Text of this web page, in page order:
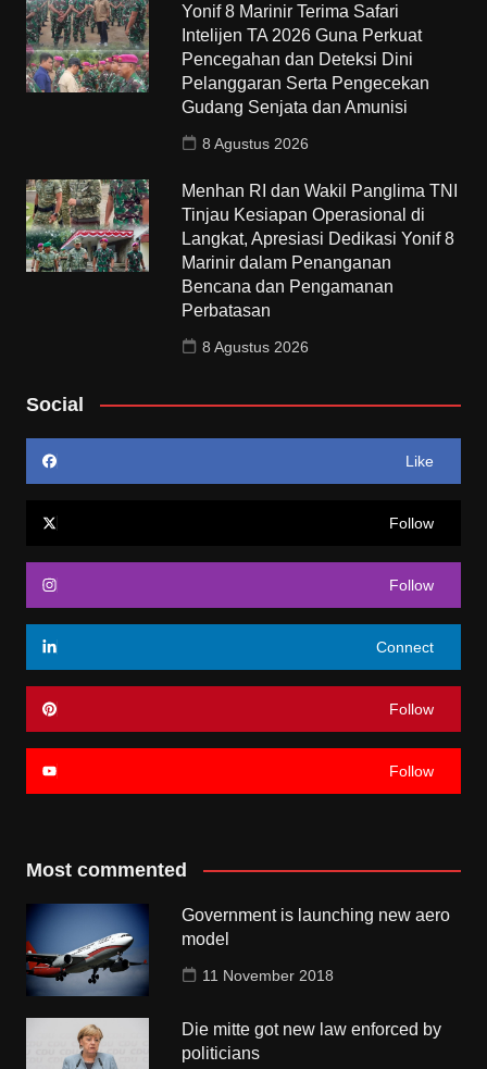
Yonif 8 Marinir Terima Safari
Intelijen TA 2026 Guna Perkuat
Pencegahan dan Deteksi Dini
Pelanggaran Serta Pengecekan
Gudang Senjata dan Amunisi
8 Agustus 2026
Menhan RI dan Wakil Panglima TNI
Tinjau Kesiapan Operasional di
Langkat, Apresiasi Dedikasi Yonif 8
Marinir dalam Penanganan
Bencana dan Pengamanan
Perbatasan
8 Agustus 2026
Social
Like
Follow
Follow
Connect
Follow
Follow
Most commented
Government is launching new aero
model
11 November 2018
Die mitte got new law enforced by
politicians